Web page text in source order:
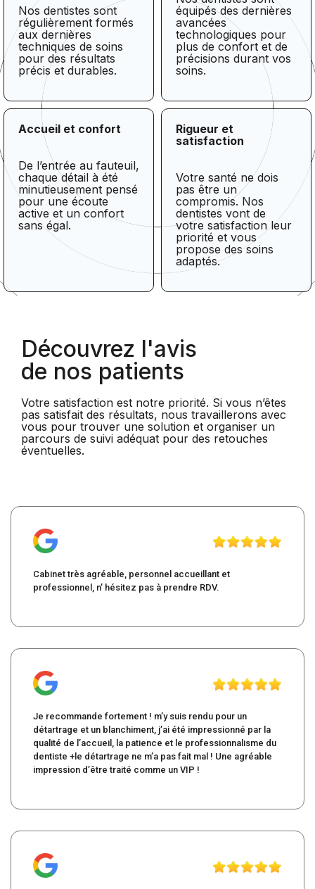
Nos dentistes sont
régulièrement formés
aux dernières
techniques de soins
pour des résultats
précis et durables.
équipés des dernières
avancées
technologiques pour
plus de confort et de
précisions durant vos
soins.
Accueil et confort
De l’entrée au fauteuil,
chaque détail à été
minutieusement pensé
pour une écoute
active et un confort
sans égal.
Rigueur et
satisfaction
Votre santé ne dois
pas être un
compromis. Nos
dentistes vont de
votre satisfaction leur
priorité et vous
propose des soins
adaptés.
Découvrez l'avis
de nos patients
Votre satisfaction est notre priorité. Si vous n’êtes
pas satisfait des résultats, nous travaillerons avec
vous pour trouver une solution et organiser un
parcours de suivi adéquat pour des retouches
éventuelles.
Cabinet très agréable, personnel accueillant et
professionnel, n’ hésitez pas à prendre RDV.
Je recommande fortement ! m’y suis rendu pour un
détartrage et un blanchiment, j’ai été impressionné par la
qualité de l’accueil, la patience et le professionnalisme du
dentiste +le détartrage ne m’a pas fait mal ! Une agréable
impression d’être traité comme un VIP !